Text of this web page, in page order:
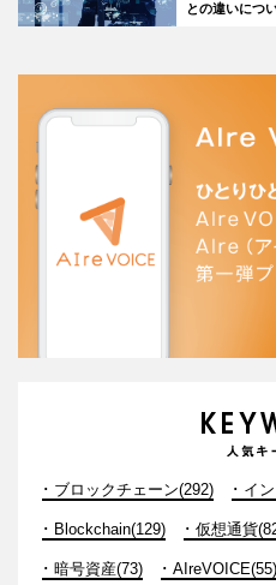
との違いにつ
ブロックチェーン(292) イ
Blockchain(129) 仮想通貨
暗号資産(73) AIreVOICE(55)